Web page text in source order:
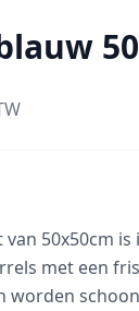
50x50cm is
met een
worden